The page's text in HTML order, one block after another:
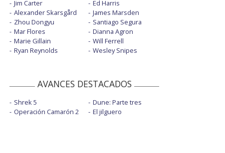
Jim Carter
Alexander Skarsgård
Zhou Dongyu
Mar Flores
Marie Gillain
Ryan Reynolds
Ed Harris
James Marsden
Santiago Segura
Dianna Agron
Will Ferrell
Wesley Snipes
AVANCES DESTACADOS
Shrek 5
Operación Camarón 2
Dune: Parte tres
El jilguero